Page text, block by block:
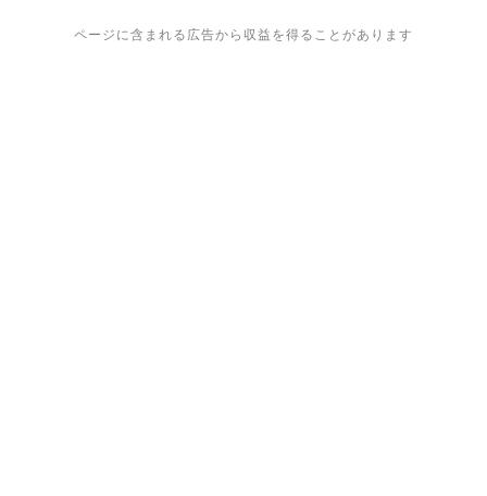
ページに含まれる広告から収益を得ることがあります